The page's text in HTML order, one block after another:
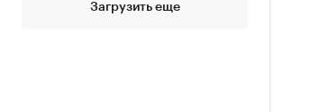
Загрузить еще